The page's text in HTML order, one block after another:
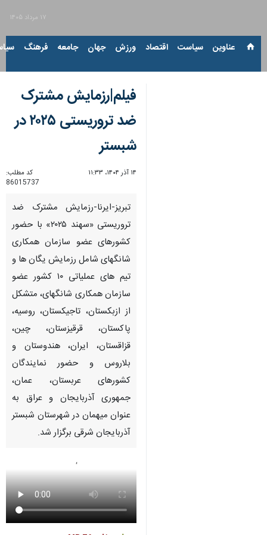
۱۷ مرداد ۱۴۰۵
عناوین‌ سیاست اقتصاد ورزش جهان جامعه فرهنگ
فیلم|رزمایش مشترک
ضد تروریستی ۲۰۲۵ در
شبستر
۱۴ آذر ۱۴۰۴، ۱۱:۳۳
کد مطلب:
86015737
تبریز-ایرنا-رزمایش مشترک ضد
تروریستی «سهند ۲۰۲۵» با حضور
کشورهای عضو سازمان همکاری
شانگهای شامل رزمایش یگان ها و
تیم های عملیاتی ۱۰ کشور عضو
سازمان همکاری شانگهای، متشکل
از ازبکستان، تاجیکستان، روسیه،
پاکستان، قرقیزستان، چین،
قزاقستان، ایران، هندوستان و
بلاروس و حضور نمایندگان
کشورهای عربستان، عمان،
جمهوری آذربایجان و عراق به
عنوان میهمان در شهرستان شبستر
آذربایجان شرقی برگزار شد.